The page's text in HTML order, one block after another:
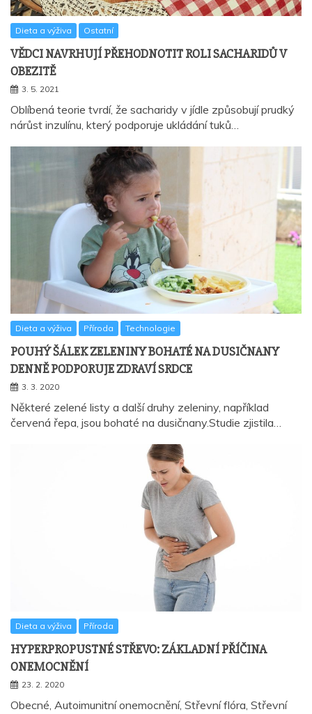
Dieta a výživa Ostatní
VĚDCI NAVRHUJÍ PŘEHODNOTIT ROLI SACHARIDŮ V
OBEZITĚ
3. 5. 2021
Oblíbená teorie tvrdí, že sacharidy v jídle způsobují prudký
nárůst inzulínu, který podporuje ukládání tuků…
Dieta a výživa Příroda Technologie
POUHÝ ŠÁLEK ZELENINY BOHATÉ NA DUSIČNANY
DENNĚ PODPORUJE ZDRAVÍ SRDCE
3. 3. 2020
Některé zelené listy a další druhy zeleniny, například
červená řepa, jsou bohaté na dusičnany.Studie zjistila…
Dieta a výživa Příroda
HYPERPROPUSTNÉ STŘEVO: ZÁKLADNÍ PŘÍČINA
ONEMOCNĚNÍ
23. 2. 2020
Obecné, Autoimunitní onemocnění, Střevní flóra, Střevní